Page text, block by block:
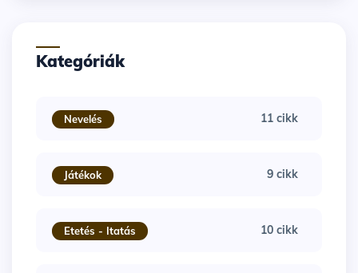
Kategóriák
Nevelés 11 cikk
Játékok 9 cikk
Etetés - Itatás 10 cikk